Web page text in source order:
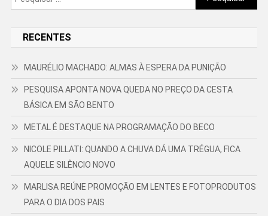
por:
RECENTES
MAURÉLIO MACHADO: ALMAS À ESPERA DA PUNIÇÃO
PESQUISA APONTA NOVA QUEDA NO PREÇO DA CESTA
BÁSICA EM SÃO BENTO
METAL É DESTAQUE NA PROGRAMAÇÃO DO BECO
NICOLE PILLATI: QUANDO A CHUVA DÁ UMA TRÉGUA, FICA
AQUELE SILÊNCIO NOVO
MARLISA REÚNE PROMOÇÃO EM LENTES E FOTOPRODUTOS
PARA O DIA DOS PAIS